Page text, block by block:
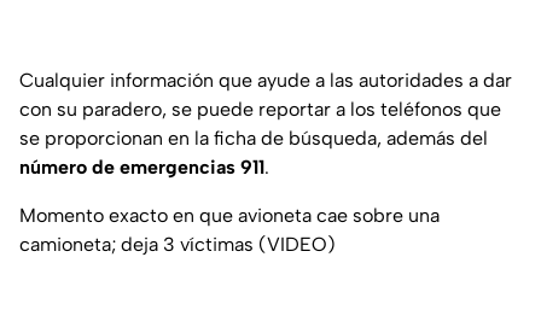
Cualquier información que ayude a las autoridades a dar
con su paradero, se puede reportar a los teléfonos que
se proporcionan en la ficha de búsqueda, además del
número de emergencias 911.
Momento exacto en que avioneta cae sobre una
camioneta; deja 3 víctimas (VIDEO)